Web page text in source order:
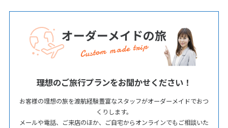
オーダーメイドの旅
Custom made trip
理想のご旅行プランをお聞かせください！
お客様の理想の旅を渡航経験豊富なスタッフがオーダーメイドでおつ
くりします。
メールや電話、ご来店のほか、ご自宅からオンラインでもご相談いた